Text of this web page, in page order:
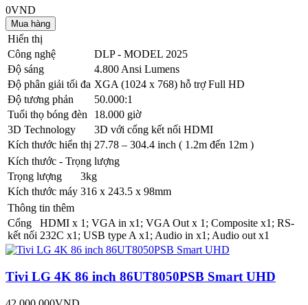
0VND
Hiển thị
Công nghệ
DLP - MODEL 2025
Độ sáng
4.800 Ansi Lumens
Độ phân giải tối đa XGA (1024 x 768) hỗ trợ Full HD
Độ tương phản
50.000:1
Tuổi thọ bóng đèn
18.000 giờ
3D Technology
3D với cổng kết nối HDMI
Kích thước hiển thị 27.78 – 304.4 inch ( 1.2m đến 12m )
Kích thước - Trọng lượng
Trọng lượng
3kg
Kích thước máy 316 x 243.5 x 98mm
Thông tin thêm
Cổng
kết nối
HDMI x 1; VGA in x1; VGA Out x 1; Composite x1; RS-
232C x1; USB type A x1; Audio in x1; Audio out x1
Tivi LG 4K 86 inch 86UT8050PSB Smart UHD